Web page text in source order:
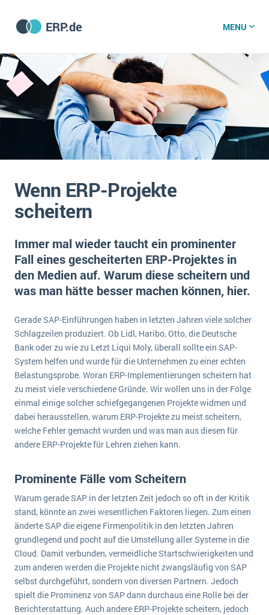
ERP.de
ERP software
Die 15 Schritte einer ERP‑Einführung
Was ist ERP?
Hintergrund
ERP-Software nach Branche
Plattform
Funktionalitäten
Kosten
Suche
Auswahl
Einführung
Schulung
Auswertung
Service und Wartung
ERP vergleichen
ERP für jede Branche
ERP-Software nach Branchen
Ämter
Bildungseinrichtungen
E-commerce
Einzelhandel
Finanzen
Grosshandel
Handel
Handwerk
Health Care
Installation
Landwirtschaft
NGO
Lebensmittelindustrie
Logistik
Produktion
Immobilien
Services
ERP Wissenszentrum
Vorgestellt
Die 4 Komponenten eines CRM-Systems
5 Funktionen einer ERP-Software für Konzerne
Was ist Data Mining? - Ein Leitfaden für Unternehmen
Mehr über ERP-Software
ERP Wissenszentrum
Ein WMS implementieren: Das sind die 6
wichtigsten Punkte, die es zu beachten gilt
Service Level Agreements (SLA) und ERP: Was muss man wissen?
ERP-Software für Abfallentsorger
Was ist ERP?
ERP-Experten
Offene Stellen bei ERP-Lieferanten
DSGVO/GDPR
Impressum
Kontakt
MENU
Wenn ERP-Projekte
scheitern
Immer mal wieder taucht ein prominenter
Fall eines gescheiterten ERP-Projektes in
den Medien auf. Warum diese scheitern und
was man hätte besser machen können, hier.
Gerade SAP-Einführungen haben in letzten Jahren viele solcher
Schlagzeilen produziert. Ob Lidl, Haribo, Otto, die Deutsche
Bank oder zu wie zu Letzt Liqui Moly, überall sollte ein SAP-
System helfen und wurde für die Unternehmen zu einer echten
Belastungsprobe. Woran ERP-Implementierungen scheitern hat
zu meist viele verschiedene Gründe. Wir wollen uns in der Folge
einmal einige solcher schiefgegangenen Projekte widmen und
dabei herausstellen, warum ERP-Projekte zu meist scheitern,
welche Fehler gemacht wurden und was man aus diesen für
andere ERP-Projekte für Lehren ziehen kann.
Prominente Fälle vom Scheitern
Warum gerade SAP in der letzten Zeit jedoch so oft in der Kritik
stand, könnte an zwei wesentlichen Faktoren liegen. Zum einen
änderte SAP die eigene Firmenpolitik in den letzten Jahren
grundlegend und pocht auf die Umstellung aller Systeme in die
Cloud. Damit verbunden, vermeidliche Startschwierigkeiten und
zum anderen werden die Projekte nicht zwangsläufig von SAP
selbst durchgeführt, sondern von diversen Partnern. Jedoch
spielt die Prominenz von SAP dann durchaus eine Rolle bei der
Berichterstattung. Auch andere ERP-Projekte scheitern, jedoch